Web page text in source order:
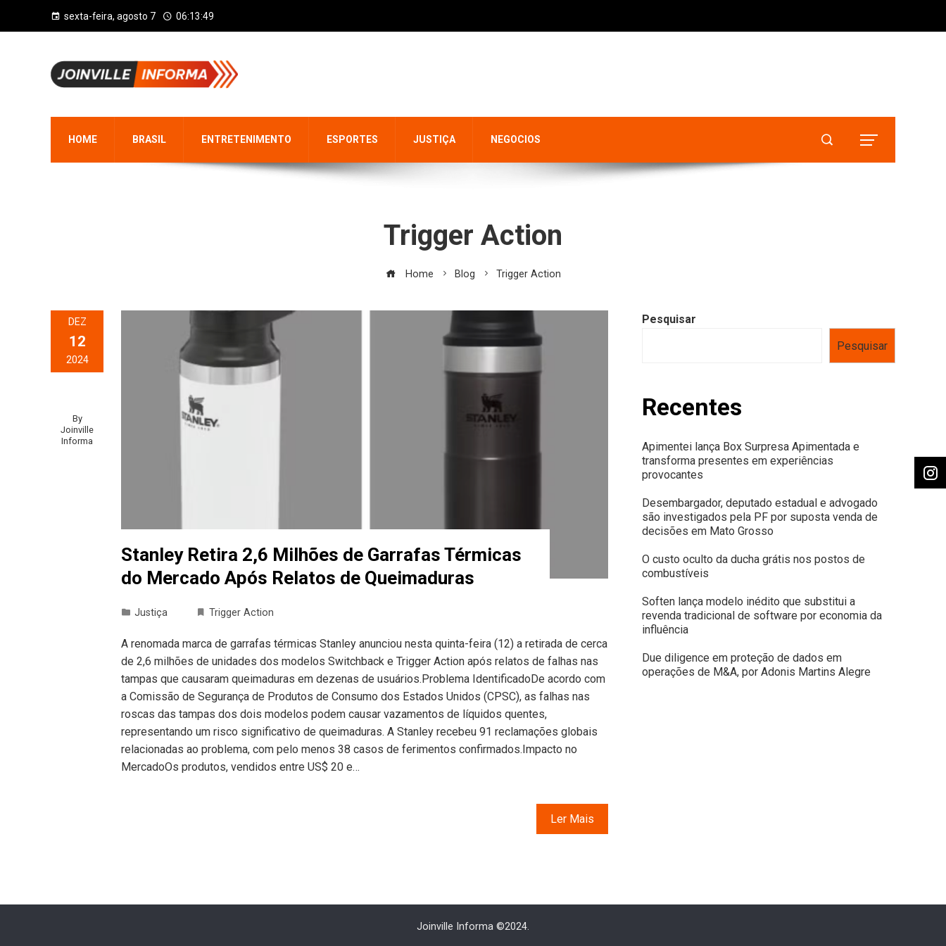
sexta-feira, agosto 7 06:13:50
HOME BRASIL ENTRETENIMENTO ESPORTES JUSTIÇA NEGOCIOS
Trigger Action
Home Blog Trigger Action
DEZ
12
2024
By
Joinville
Informa
Stanley Retira 2,6 Milhões de Garrafas Térmicas
do Mercado Após Relatos de Queimaduras
Justiça Trigger Action
A renomada marca de garrafas térmicas Stanley anunciou nesta quinta-feira (12) a retirada de cerca
de 2,6 milhões de unidades dos modelos Switchback e Trigger Action após relatos de falhas nas
tampas que causaram queimaduras em dezenas de usuários.Problema IdentificadoDe acordo com
a Comissão de Segurança de Produtos de Consumo dos Estados Unidos (CPSC), as falhas nas
roscas das tampas dos dois modelos podem causar vazamentos de líquidos quentes,
representando um risco significativo de queimaduras. A Stanley recebeu 91 reclamações globais
relacionadas ao problema, com pelo menos 38 casos de ferimentos confirmados.Impacto no
MercadoOs produtos, vendidos entre US$ 20 e…
Ler Mais
Pesquisar
Pesquisar
Recentes
Apimentei lança Box Surpresa Apimentada e
transforma presentes em experiências
provocantes
Desembargador, deputado estadual e advogado
são investigados pela PF por suposta venda de
decisões em Mato Grosso
O custo oculto da ducha grátis nos postos de
combustíveis
Soften lança modelo inédito que substitui a
revenda tradicional de software por economia da
influência
Due diligence em proteção de dados em
operações de M&A, por Adonis Martins Alegre
Joinville Informa ©2024.